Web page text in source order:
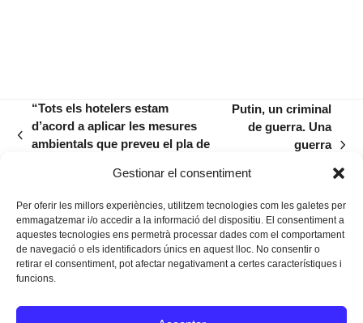
Gestionar el consentiment
Per oferir les millors experiències, utilitzem tecnologies com les galetes per
emmagatzemar i/o accedir a la informació del dispositiu. El consentiment a
aquestes tecnologies ens permetrà processar dades com el comportament
de navegació o els identificadors únics en aquest lloc. No consentir o
retirar el consentiment, pot afectar negativament a certes característiques i
funcions.
previous
“Tots els hotelers estam
d’acord a aplicar les mesures
ambientals que preveu el pla de
post:
Putin, un criminal
de guerra. Una
guerra
Instagram
Facebook
Twitter